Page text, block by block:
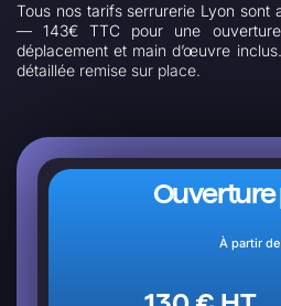
Tous nos tarifs serrurerie Lyon sont
— 143€ TTC pour une
déplacement et main d’œuvre
détaillée remise sur place.
À partir de